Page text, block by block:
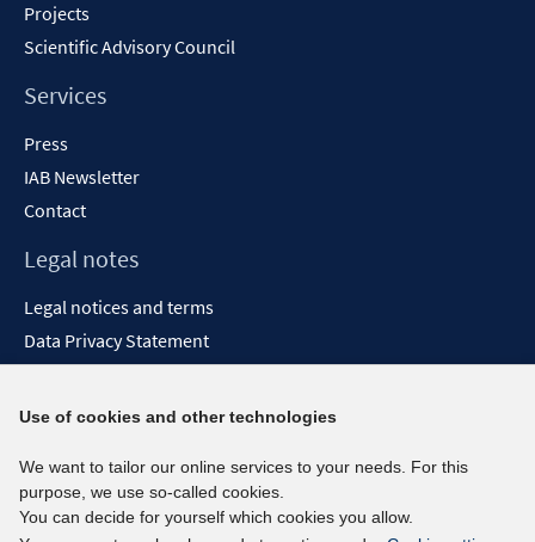
Projects
Scientific Advisory Council
Services
Press
IAB Newsletter
Contact
Legal notes
Legal notices and terms
Data Privacy Statement
Report Accessibility
Social media channels
BlueSky
YouTube
Use of cookies and other technologies
We want to tailor our online services to your needs. For this
purpose, we use so-called cookies.
You can decide for yourself which cookies you allow.